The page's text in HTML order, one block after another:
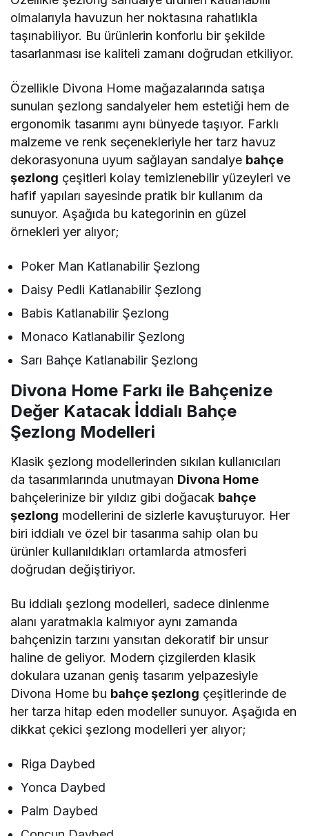
olmalarıyla havuzun her noktasına rahatlıkla
taşınabiliyor. Bu ürünlerin konforlu bir şekilde
tasarlanması ise kaliteli zamanı doğrudan etkiliyor.
Özellikle Divona Home mağazalarında satışa
sunulan şezlong sandalyeler hem estetiği hem de
ergonomik tasarımı aynı bünyede taşıyor. Farklı
malzeme ve renk seçenekleriyle her tarz havuz
dekorasyonuna uyum sağlayan sandalye bahçe
şezlong çeşitleri kolay temizlenebilir yüzeyleri ve
hafif yapıları sayesinde pratik bir kullanım da
sunuyor. Aşağıda bu kategorinin en güzel
örnekleri yer alıyor;
Poker Man Katlanabilir Şezlong
Daisy Pedli Katlanabilir Şezlong
Babis Katlanabilir Şezlong
Monaco Katlanabilir Şezlong
Sarı Bahçe Katlanabilir Şezlong
Divona Home Farkı ile Bahçenize
Değer Katacak İddialı Bahçe
Şezlong Modelleri
Klasik şezlong modellerinden sıkılan kullanıcıları
da tasarımlarında unutmayan Divona Home
bahçelerinize bir yıldız gibi doğacak bahçe
şezlong modellerini de sizlerle kavuşturuyor. Her
biri iddialı ve özel bir tasarıma sahip olan bu
ürünler kullanıldıkları ortamlarda atmosferi
doğrudan değiştiriyor.
Bu iddialı şezlong modelleri, sadece dinlenme
alanı yaratmakla kalmıyor aynı zamanda
bahçenizin tarzını yansıtan dekoratif bir unsur
haline de geliyor. Modern çizgilerden klasik
dokulara uzanan geniş tasarım yelpazesiyle
Divona Home bu bahçe şezlong çeşitlerinde de
her tarza hitap eden modeller sunuyor. Aşağıda en
dikkat çekici şezlong modelleri yer alıyor;
Riga Daybed
Yonca Daybed
Palm Daybed